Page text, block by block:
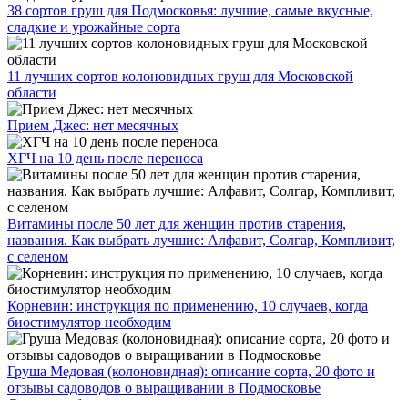
38 сортов груш для Подмосковья: лучшие, самые вкусные,
сладкие и урожайные сорта
11 лучших сортов колоновидных груш для Московской
области
Прием Джес: нет месячных
ХГЧ на 10 день после переноса
Витамины после 50 лет для женщин против старения,
названия. Как выбрать лучшие: Алфавит, Солгар, Компливит,
с селеном
Корневин: инструкция по применению, 10 случаев, когда
биостимулятор необходим
Груша Медовая (колоновидная): описание сорта, 20 фото и
отзывы садоводов о выращивании в Подмосковье